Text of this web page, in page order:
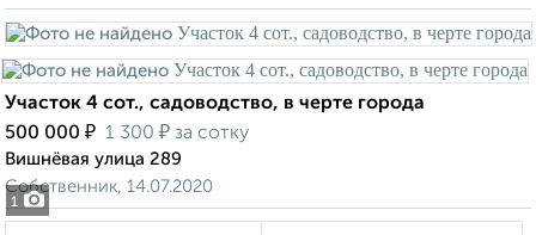
1
Участок 4 сот., садоводство, в черте города
500 000 ₽ 1 300 ₽ за сотку
Вишнёвая улица 289
Собственник, 14.07.2020